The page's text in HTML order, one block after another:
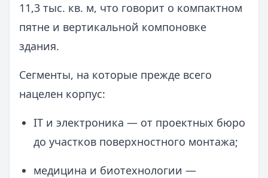
11,3 тыс. кв. м, что говорит о компактном
пятне и вертикальной компоновке
здания.
Сегменты, на которые прежде всего
нацелен корпус:
IT и электроника — от проектных бюро
до участков поверхностного монтажа;
медицина и биотехнологии —